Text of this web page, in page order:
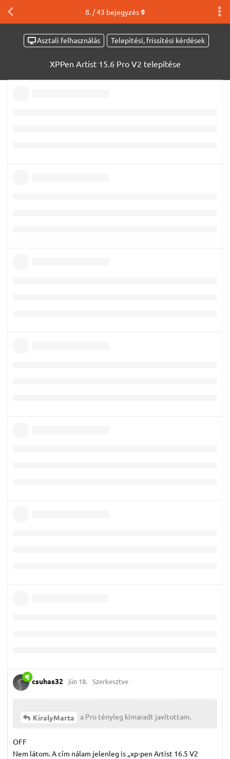
Asztali felhasználás Telepítési, frissítési kérdések
XPPen Artist 15.6 Pro V2 telepítése
8. /43 bejegyzés
csuhas32 jún 18. Szerkesztve
KiralyMarta a Pro tényleg kimaradt javítottam.
OFF
Nem látom. A cím nálam jelenleg is „xp-pen Artist 16.5 V2